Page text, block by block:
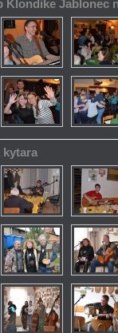
Klondike Jablonec
kytara